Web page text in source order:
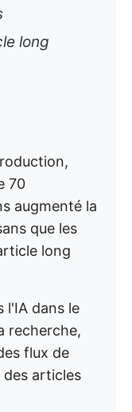
long
70
augmenté la
que les
long
l'IA dans le
recherche,
flux de
des articles